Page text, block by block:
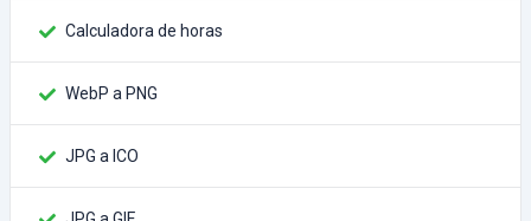
Calculadora de horas
WebP a PNG
JPG a ICO